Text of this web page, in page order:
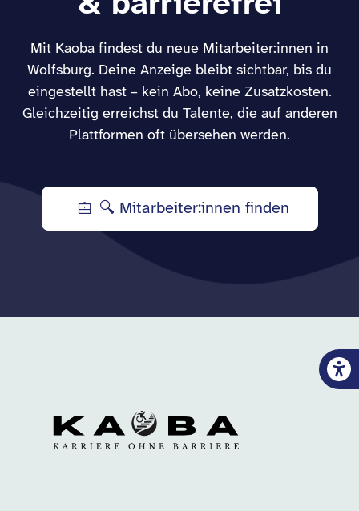
Mit Kaoba findest du neue Mitarbeiter:innen in
Wolfsburg. Deine Anzeige bleibt sichtbar, bis du
eingestellt hast – kein Abo, keine Zusatzkosten.
Gleichzeitig erreichst du Talente, die auf anderen
Plattformen oft übersehen werden.
🔍 Mitarbeiter:innen finden